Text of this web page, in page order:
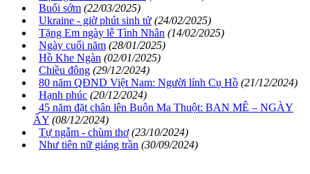
Buổi sớm (22/03/2025)
Ukraine - giờ phút sinh tử (24/02/2025)
Tặng Em ngày lễ Tình Nhân (14/02/2025)
Ngày cuối năm (28/01/2025)
Hồ Khe Ngàn (02/01/2025)
Chiều đông (29/12/2024)
80 năm QĐND Việt Nam: Người lính Cụ Hồ (21/12/2024)
Hạnh phúc (20/12/2024)
45 năm đặt chân lên Buôn Ma Thuột: BAN MÊ – NGÀY
ẤY (08/12/2024)
Tự ngẫm - chùm thơ (23/10/2024)
Như tiên nữ giáng trần (30/09/2024)